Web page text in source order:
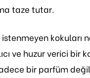
taze tutar.
kokuları
ve huzur verici bir
bir parfüm